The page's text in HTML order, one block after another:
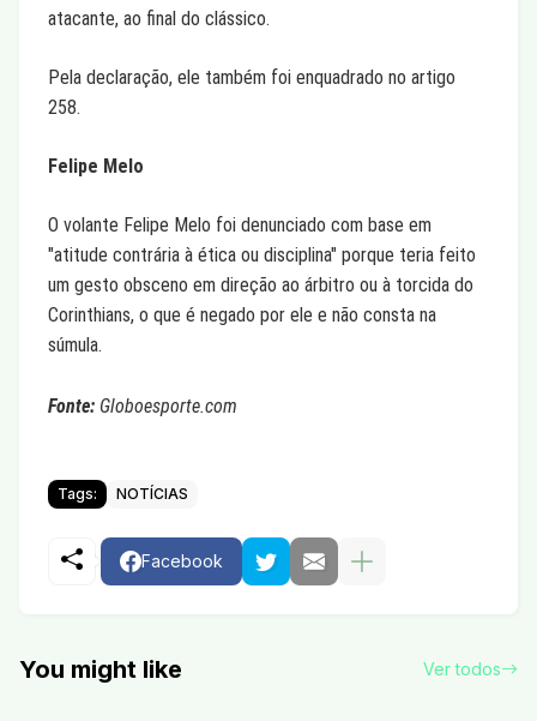
atacante, ao final do clássico.
Pela declaração, ele também foi enquadrado no artigo
258.
Felipe Melo
O volante Felipe Melo foi denunciado com base em
"atitude contrária à ética ou disciplina" porque teria feito
um gesto obsceno em direção ao árbitro ou à torcida do
Corinthians, o que é negado por ele e não consta na
súmula.
Fonte: Globoesporte.com
Tags: NOTÍCIAS
Facebook
You might like Ver todos